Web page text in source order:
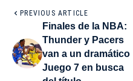
PREVIOUS ARTICLE
Finales de la NBA:
Thunder y Pacers
van a un dramático
Juego 7 en busca